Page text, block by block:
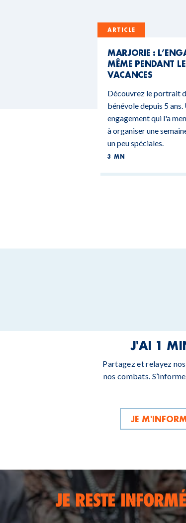
ARTICLE
MARJORIE :
MÊME PENDANT
VACANCES
Découvrez le portrait
bénévole depuis 5 ans.
engagement qui l'a
à organiser une
un peu spéciales.
3 MN
J'AI 1
Partagez et relayez
nos combats.
JE
JE RESTE